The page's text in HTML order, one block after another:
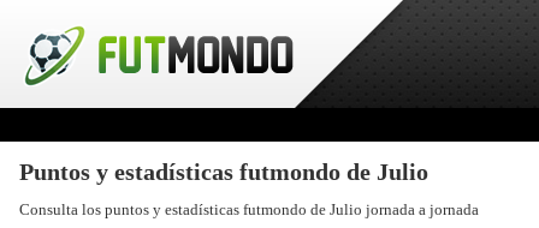
Puntos y estadísticas futmondo de Julio
Consulta los puntos y estadísticas futmondo de Julio jornada a jornada